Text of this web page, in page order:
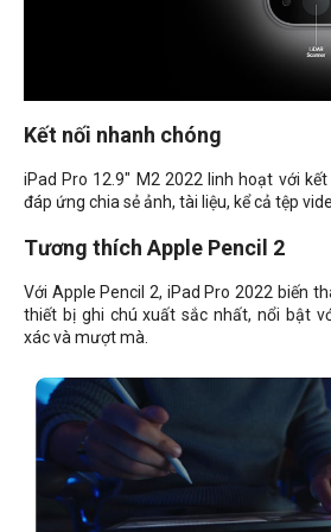
Kết nối nhanh chóng
iPad Pro 12.9" M2 2022 linh hoạt với kết
đáp ứng chia sẻ ảnh, tài liệu, kể cả tệp
Tương thích Apple Pencil 2
Với Apple Pencil 2, iPad Pro 2022 biến
thiết bị ghi chú xuất sắc nhất, nổi bật
xác và mượt mà.